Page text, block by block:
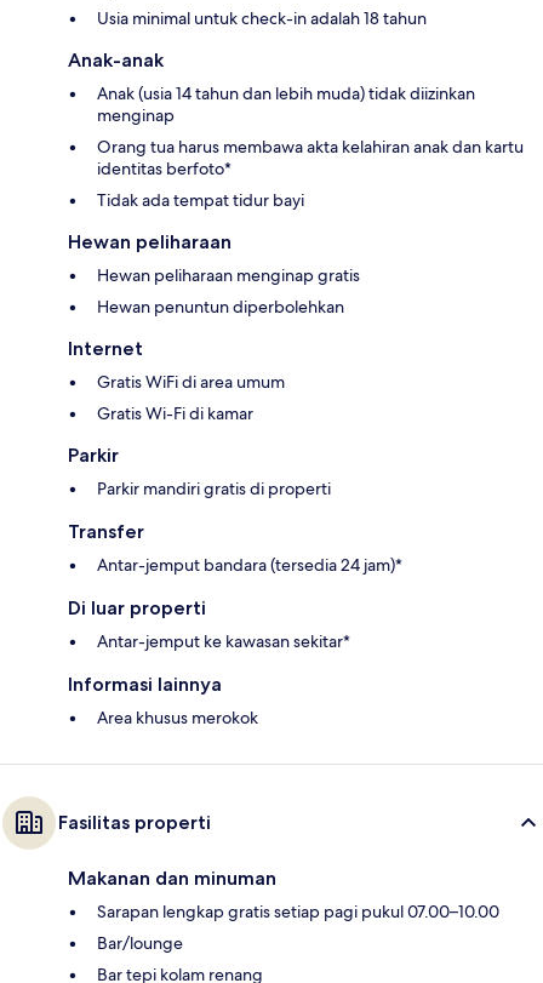
Usia minimal untuk check-in adalah 18 tahun
Anak-anak
Anak (usia 14 tahun dan lebih muda) tidak diizinkan
menginap
Orang tua harus membawa akta kelahiran anak dan kartu
identitas berfoto*
Tidak ada tempat tidur bayi
Hewan peliharaan
Hewan peliharaan menginap gratis
Hewan penuntun diperbolehkan
Internet
Gratis WiFi di area umum
Gratis Wi-Fi di kamar
Parkir
Parkir mandiri gratis di properti
Transfer
Antar-jemput bandara (tersedia 24 jam)*
Di luar properti
Antar-jemput ke kawasan sekitar*
Informasi lainnya
Area khusus merokok
Fasilitas properti
Makanan dan minuman
Sarapan lengkap gratis setiap pagi pukul 07.00–10.00
Bar/lounge
Bar tepi kolam renang